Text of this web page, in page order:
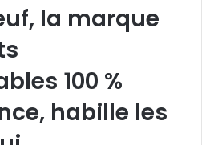
la marque
100 %
habille les